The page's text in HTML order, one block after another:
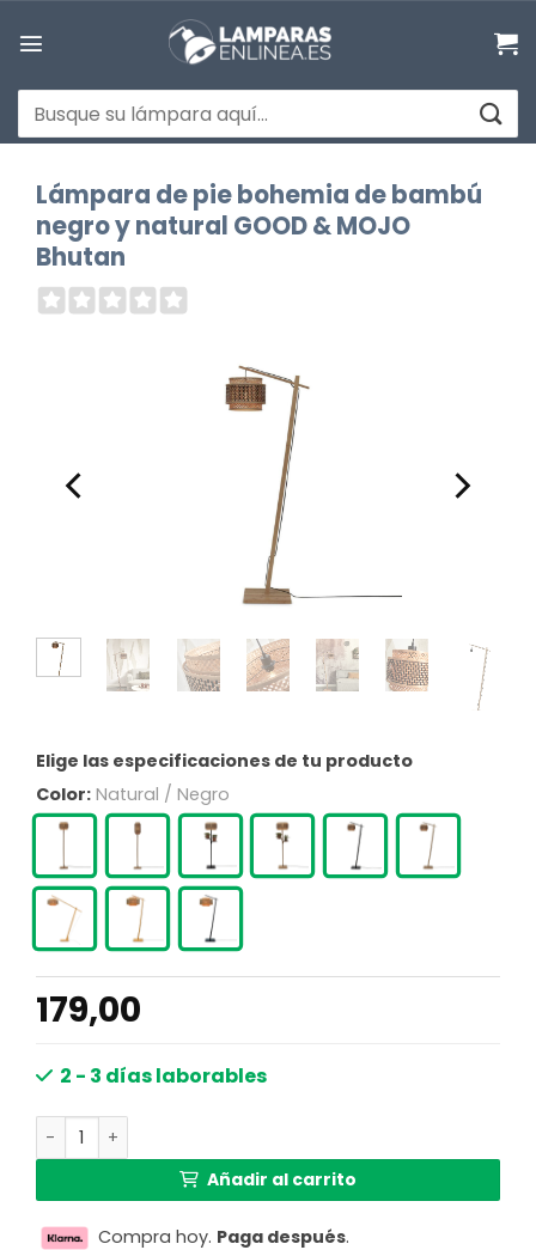
Buscar
por:
Lámpara de pie bohemia de bambú
negro y natural GOOD & MOJO
Bhutan
Elige las especificaciones de tu producto
Color: Natural / Negro
179,00
2 - 3 días laborables
Lámpara de pie bohemia de bambú negro y natural
Añadir al carrito
Compra hoy. Paga después.